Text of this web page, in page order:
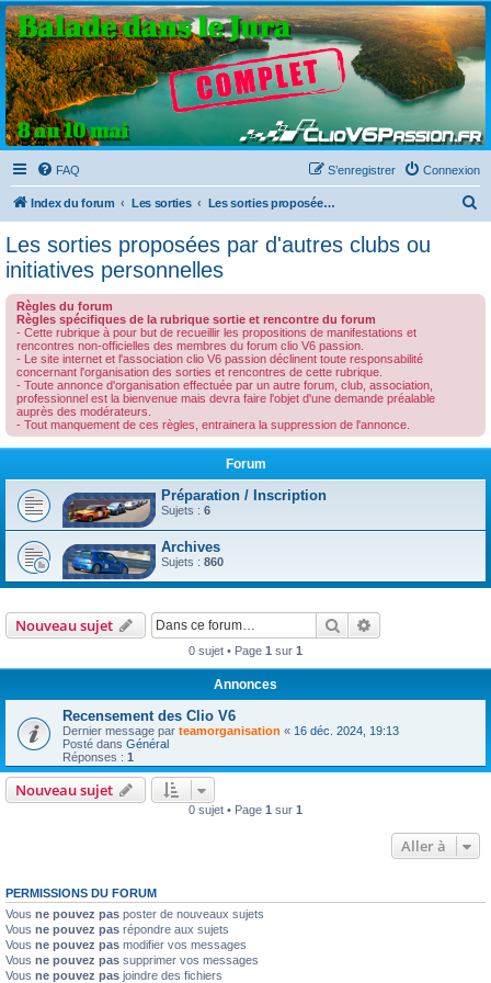
Clio V6 Passion
Le site français des passionnés de Clio V6
FAQ Connexion
S’enregistrer
Index du forum Les sorties Les sorties proposées par d'autres clubs ou initiatives personnelles
r
Les sorties proposées par d'autres clubs ou
initiatives personnelles
Règles du forum
Règles spécifiques de la rubrique sortie et rencontre du forum
- Cette rubrique à pour but de recueillir les propositions de manifestations et
rencontres non-officielles des membres du forum clio V6 passion.
- Le site internet et l'association clio V6 passion déclinent toute responsabilité
concernant l'organisation des sorties et rencontres de cette rubrique.
- Toute annonce d'organisation effectuée par un autre forum, club, association,
professionnel est la bienvenue mais devra faire l'objet d'une demande préalable
auprès des modérateurs.
- Tout manquement de ces règles, entrainera la suppression de l'annonce.
Forum
Préparation / Inscription
Sujets : 6
Archives
Sujets : 860
Nouveau sujet Rechercher
0 sujet • Page 1 sur 1
Annonces
Recensement des Clio V6
Dernier message par teamorganisation « 16 déc. 2024, 19:13
Posté dans Général
Réponses : 1
Nouveau sujet
0 sujet • Page 1 sur 1
Aller à
PERMISSIONS DU FORUM
Vous ne pouvez pas poster de nouveaux sujets
Vous ne pouvez pas répondre aux sujets
Vous ne pouvez pas modifier vos messages
Vous ne pouvez pas supprimer vos messages
Vous ne pouvez pas joindre des fichiers